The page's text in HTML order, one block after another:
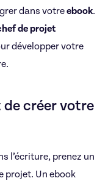
dans votreebook.
de projet
développer votre
de créer votre
l’écriture, prenez un
projet. Un ebook